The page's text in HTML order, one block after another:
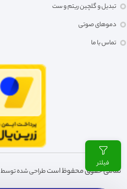
فیلتر
تبدیل و گلچین ریتم و ست
دموهای صوتی
تماس با ما
تمامی حقوق محفوظ استطراحی شده توسط cmsarya.ir